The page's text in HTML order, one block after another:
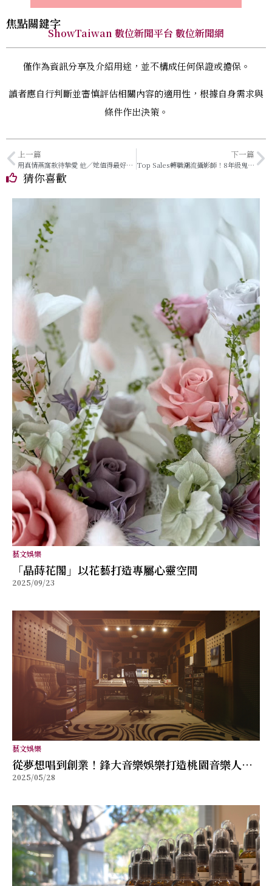
焦點關鍵字
ShowTaiwan 數位新聞平台 數位新聞網
僅作為資訊分享及介紹用途，並不構成任何保證或擔保。
讀者應自行判斷並審慎評估相關內容的適用性，根據自身需求與
條件作出決策。
上一篇
用真情燕窩款待摯愛 他／她值得最好的呵護
下一篇
Top Sales轉職潮流攝影師！8年級鬼才大放異彩
猜你喜歡
藝文娛樂
「晶蒔花閣」以花藝打造專屬心靈空間
2025/09/23
藝文娛樂
從夢想唱到創業！鋒大音樂娛樂打造桃園音樂人的
專屬舞台
2025/05/28